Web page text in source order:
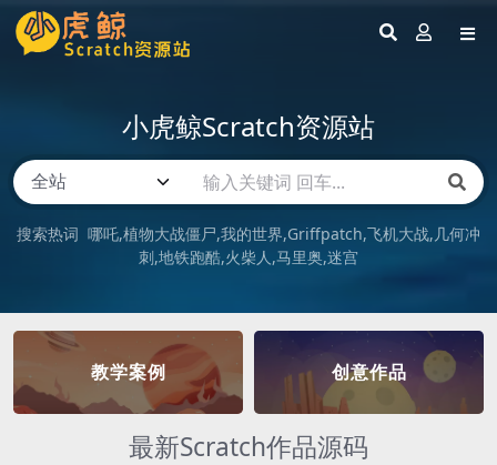
小虎鲸Scratch资源站
搜索热词 哪吒 植物大战僵尸 我的世界 Griffpatch 飞机大战 几何冲
刺 地铁跑酷 火柴人 马里奥 迷宫
教学案例 创意作品
最新Scratch作品源码